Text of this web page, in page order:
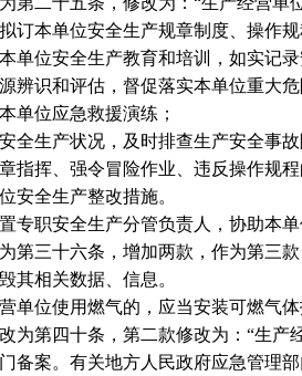
订本单位安全生产规章制度、操作
单位安全生产教育和培训，如实记
辨识和评估，督促落实本单位重大
单位应急救援演练；
全生产状况，及时排查生产安全事
指挥、强令冒险作业、违反操作规
安全生产整改措施。
专职安全生产分管负责人，协助本
第三十六条，增加两款，作为第三
其相关数据、信息。
单位使用燃气的，应当安装可燃气
为第四十条，第二款修改为：“生
备案。有关地方人民政府应急管理